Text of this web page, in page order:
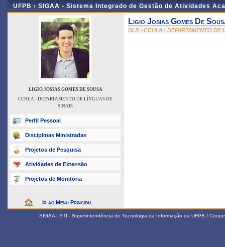
UFPB › SIGAA - Sistema Integrado de Gestão de Atividades
LIGIO JOSIAS GOMES DE SOUSA
CCHLA - DEPARTAMENTO DE LÍNGUAS DE
SINAIS
Perfil Pessoal
Disciplinas Ministradas
Projetos de Pesquisa
Atividades de Extensão
Projetos de Monitoria
Ir ao Menu Principal
Ligio Josias Gomes De
DLS - CCHLA - DEPARTAMENTO DE
SIGAA | STI - Superintendência de Tecnologia da Informação da UFPB /